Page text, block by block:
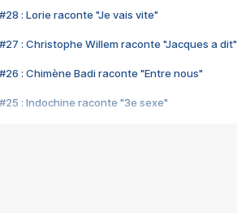
#28 : Lorie raconte "Je vais vite"
#27 : Christophe Willem raconte "Jacques a dit"
#26 : Chimène Badi raconte "Entre nous"
#25 : Indochine raconte "3e sexe"